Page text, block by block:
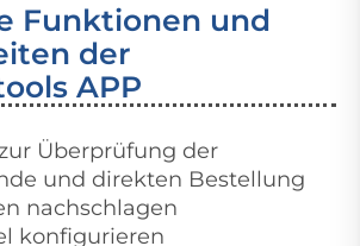
Funktionen und
der
APP
Überprüfung der
und direkten Bestellung
nachschlagen
konfigurieren